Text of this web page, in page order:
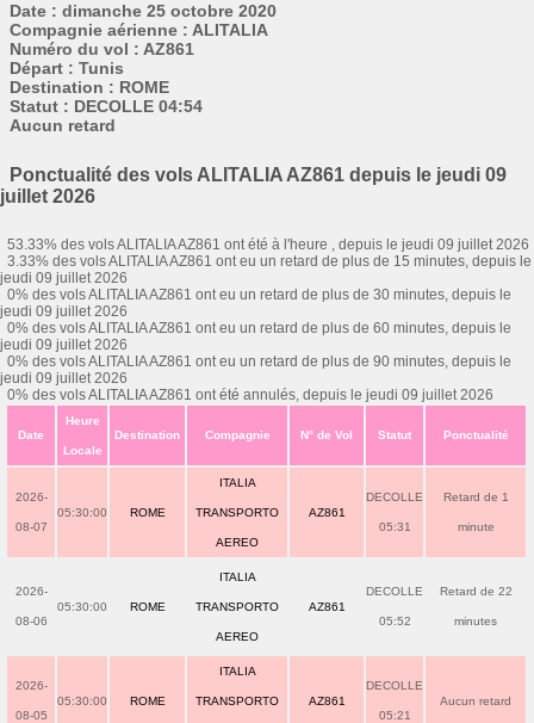
Date : dimanche 25 octobre 2020
Compagnie aérienne : ALITALIA
Numéro du vol : AZ861
Départ : Tunis
Destination : ROME
Statut : DECOLLE 04:54
Aucun retard
Ponctualité des vols ALITALIA AZ861 depuis le jeudi 09
juillet 2026
53.33% des vols ALITALIA AZ861 ont été à l'heure , depuis le jeudi 09 juillet 2026
3.33% des vols ALITALIA AZ861 ont eu un retard de plus de 15 minutes, depuis le
jeudi 09 juillet 2026
0% des vols ALITALIA AZ861 ont eu un retard de plus de 30 minutes, depuis le
jeudi 09 juillet 2026
0% des vols ALITALIA AZ861 ont eu un retard de plus de 60 minutes, depuis le
jeudi 09 juillet 2026
0% des vols ALITALIA AZ861 ont eu un retard de plus de 90 minutes, depuis le
jeudi 09 juillet 2026
0% des vols ALITALIA AZ861 ont été annulés, depuis le jeudi 09 juillet 2026
Date
Heure
Locale
Destination Compagnie N° de Vol Statut Ponctualité
2026-
08-07
05:30:00 ROME
ITALIA
TRANSPORTO
AEREO
AZ861
DECOLLE
05:31
Retard de 1
minute
2026-
08-06
05:30:00 ROME
ITALIA
TRANSPORTO
AEREO
AZ861
DECOLLE
05:52
Retard de 22
minutes
2026-
08-05
05:30:00 ROME
ITALIA
TRANSPORTO AZ861
DECOLLE
05:21
Aucun retard